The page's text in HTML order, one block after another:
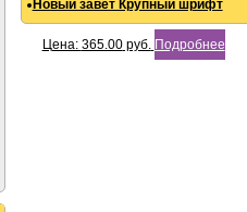
Новый завет Крупный шрифт
Цена: 365.00руб. Подробнее